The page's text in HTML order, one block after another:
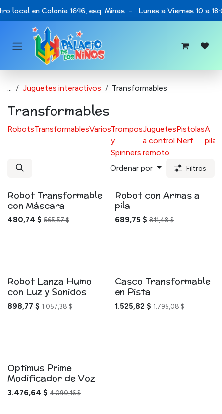
Ir al contenido
local en Colonia 1646, esq. Minas - Lunes a Viernes 10 a
... Juguetes interactivos Transformables
Transformables
RobotsTransformablesVariosTrompos
y
Spinners
Juguetes
a control
remoto
Pistolas
Nerf
A
pilas
Ordenar por Filtros
Robot Transformable
con Máscara
480,74 $ 565,57$
Robot con Armas a
pila
689,75 $ 811,48$
Robot Lanza Humo
con Luz y Sonidos
898,77 $ 1.057,38$
Casco Transformable
en Pista
1.525,82 $ 1.795,08$
Optimus Prime
Modificador de Voz
3.476,64 $ 4.090,16$